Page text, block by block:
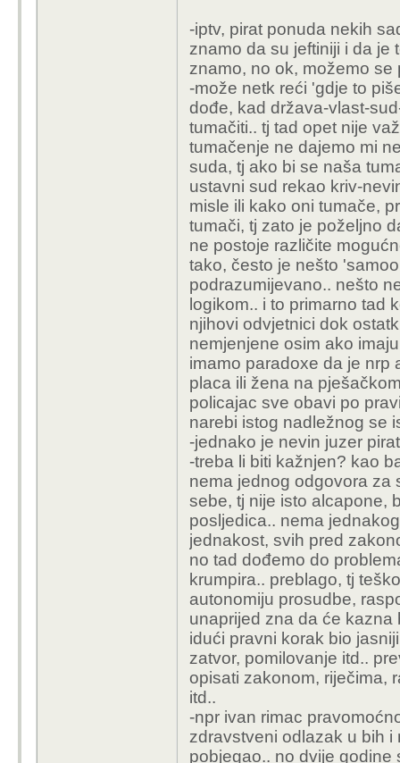
-iptv, pirat ponuda nekih
znamo da su jeftiniji i da je
znamo, no ok, možemo se
-može netk reći 'gdje to
dođe, kad država-vlast-
tumačiti.. tj tad opet nije
tumačenje ne dajemo mi
suda, tj ako bi se naša
ustavni sud rekao kriv-
misle ili kako oni tumače,
tumači, tj zato je poželjno
ne postoje različite
tako, često je nešto
podrazumijevano.. nešto
logikom.. i to primarno tad
njihovi odvjetnici dok
nemjenjene osim ako
imamo paradoxe da je nrp
placa ili žena na
policajac sve obavi po
narebi istog nadležnog se
-jednako je nevin juzer
-treba li biti kažnjen? kao
nema jednog odgovora za
sebe, tj nije isto alcapone,
posljedica.. nema
jednakost, svih pred
no tad dođemo do
krumpira.. preblago, tj
autonomiju prosudbe,
unaprijed zna da će kazna
idući pravni korak bio
zatvor, pomilovanje itd..
opisati zakonom, riječima,
itd..
-npr ivan rimac
zdravstveni odlazak u bih
pobjegao.. no dvije godine